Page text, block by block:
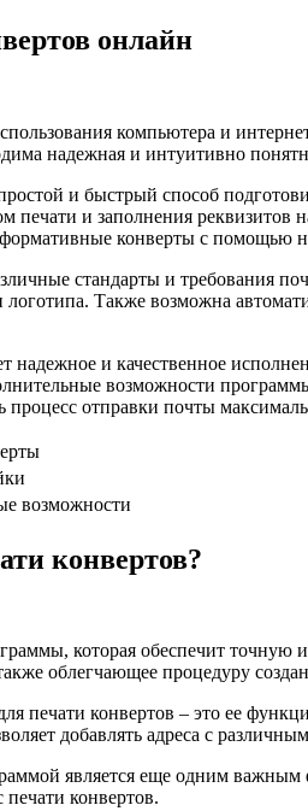
онлайн
компьютера и
надежная и интуитивно
и быстрый способ
печати и заполнения
конверты с помощью
стандарты и требования
Также возможна
и качественное
возможности
процесс отправки почты
возможности
конвертов?
которая обеспечит
облегчающее процедуру
печати конвертов – это ее
добавлять адреса с
является еще одним
конвертов.